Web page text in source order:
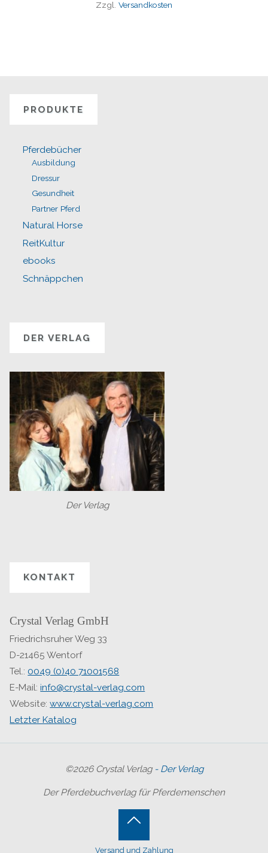
16,90 €
Zzgl. Versandkosten
PRODUKTE
Pferdebücher
Ausbildung
Dressur
Gesundheit
Partner Pferd
Natural Horse
ReitKultur
ebooks
Schnäppchen
DER VERLAG
Der Verlag
KONTAKT
Crystal Verlag GmbH
Friedrichsruher Weg 33
D-21465 Wentorf
Tel.: 0049 (0)40 71001568
E-Mail:info@crystal-verlag.com
Website:www.crystal-verlag.com
Letzter Katalog
©2026 Crystal Verlag - Der Verlag
Der Pferdebuchverlag für Pferdemenschen
Versand und Zahlung
Back